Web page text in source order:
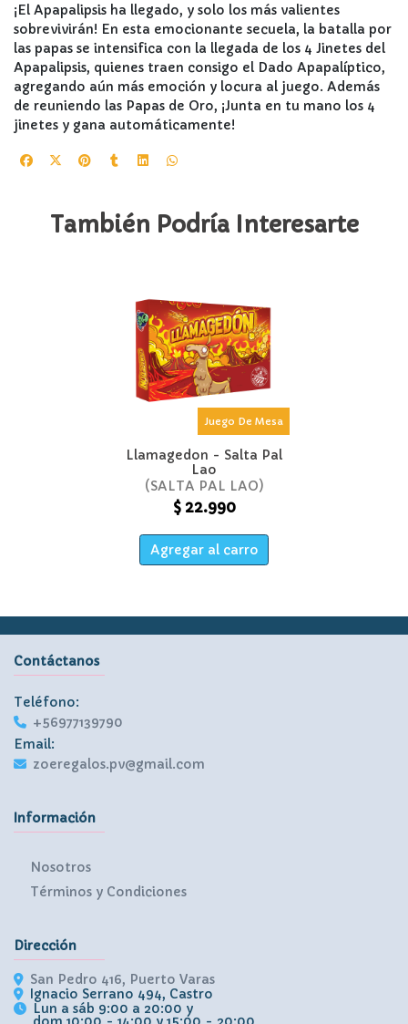
¡El Apapalipsis ha llegado, y solo los más valientes
sobrevivirán! En esta emocionante secuela, la batalla por
las papas se intensifica con la llegada de los 4 Jinetes del
Apapalipsis, quienes traen consigo el Dado Apapalíptico,
agregando aún más emoción y locura al juego. Además
de reuniendo las Papas de Oro, ¡Junta en tu mano los 4
jinetes y gana automáticamente!
También Podría Interesarte
Juego De Mesa
Llamagedon - Salta Pal
Lao
SALTA PAL LAO
$ 22.990
Agregar al carro
Contáctanos
Teléfono:
+56977139790
Email:
zoeregalos.pv@gmail.com
Información
Nosotros
Términos y Condiciones
Dirección
San Pedro 416, Puerto Varas
Ignacio Serrano 494, Castro
Lun a sáb 9:00 a 20:00 y